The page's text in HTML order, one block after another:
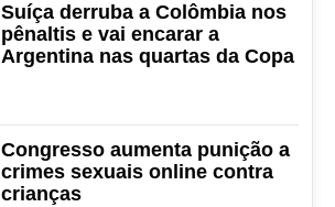
Suíça derruba a Colômbia nos
pênaltis e vai encarar a
Argentina nas quartas da Copa
Congresso aumenta punição a
crimes sexuais online contra
crianças